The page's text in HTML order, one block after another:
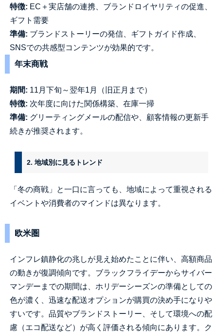
特徴: EC ＋実店舗の連携、ブランドロイヤリティの促進、
ギフト需要
準備: ブランドストーリーの発信、ギフトガイド作成、
SNSでの共感型コンテンツが効果的です。
年末商戦
期間: 11 月下旬～翌年1 月（旧正月まで）
特徴: 次年度に向けた関係構築、在庫一掃
準備: グリーティングメールの配信や、顧客情報の更新手
続きが推奨されます。
2. 地域別に見るトレンド
「冬の商戦」と一口に言っても、地域によって重視される
イベントや消費者のマインドは異なります。
欧米圏
インフレ鎮静化の兆しが見え始めたことに伴い、高額商品
の動きが復調傾向です。ブラックフライデーからサイバー
マンデーまでの期間は、ホリデーシーズンの準備としての
色が濃く、迅速な配送オプションが購買の決め手になりや
すいです。品質やブランドストーリー、そして環境への配
慮（エコ配送など）が高く評価される傾向にあります。ク